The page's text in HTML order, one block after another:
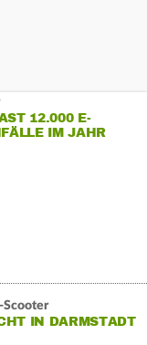
12.000 E-
IM JAHR
Scooter
IN DARMSTADT